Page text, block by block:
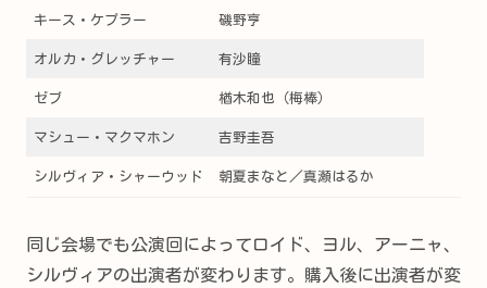
キース・ケプラー 磯野亨
オルカ・グレッチャー 有沙瞳
ゼブ 楢木和也（梅棒）
マシュー・マクマホン 吉野圭吾
シルヴィア・シャーウッド 朝夏まなと／真瀬はるか
同じ会場でも公演回によってロイド、ヨル、アーニャ、
シルヴィアの出演者が変わります。購入後に出演者が変